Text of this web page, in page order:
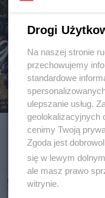
Nie zapomnij
zapoznać się z:
Drogi
Na naszej stronie
przechowujemy
standardowe
ulepszanie usług.
geolokalizacyjnych
cenimy Twoją
Zgoda jest
się w lewym
ale masz prawo
witrynie.